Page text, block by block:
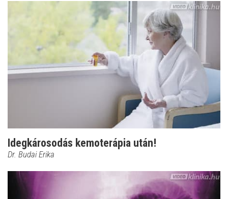
Idegkárosodás kemoterápia után!
Dr. Budai Erika